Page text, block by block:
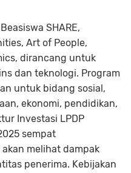
SHARE,
Art of People,
dirancang untuk
dan teknologi. Program
untuk bidang sosial,
ekonomi, pendidikan,
Investasi LPDP
sempat
melihat dampak
penerima. Kebijakan